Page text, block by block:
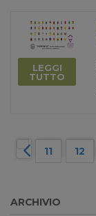
LEGGI
TUTTO
11 12
ARCHIVIO